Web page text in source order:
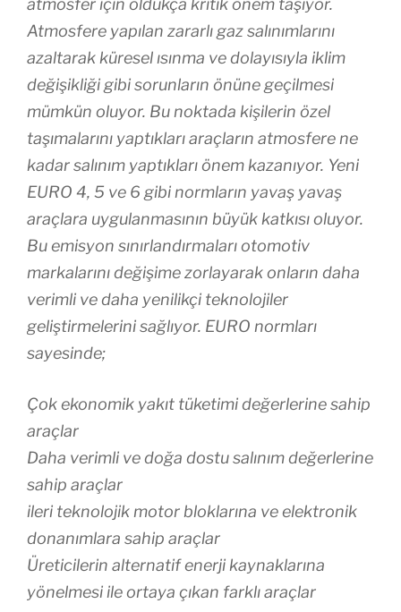
atmosfer için oldukça kritik önem taşıyor.
Atmosfere yapılan zararlı gaz salınımlarını
azaltarak küresel ısınma ve dolayısıyla iklim
değişikliği gibi sorunların önüne geçilmesi
mümkün oluyor. Bu noktada kişilerin özel
taşımalarını yaptıkları araçların atmosfere ne
kadar salınım yaptıkları önem kazanıyor. Yeni
EURO 4, 5 ve 6 gibi normların yavaş yavaş
araçlara uygulanmasının büyük katkısı oluyor.
Bu emisyon sınırlandırmaları otomotiv
markalarını değişime zorlayarak onların daha
verimli ve daha yenilikçi teknolojiler
geliştirmelerini sağlıyor. EURO normları
sayesinde;
Çok ekonomik yakıt tüketimi değerlerine sahip
araçlar
Daha verimli ve doğa dostu salınım değerlerine
sahip araçlar
ileri teknolojik motor bloklarına ve elektronik
donanımlara sahip araçlar
Üreticilerin alternatif enerji kaynaklarına
yönelmesi ile ortaya çıkan farklı araçlar